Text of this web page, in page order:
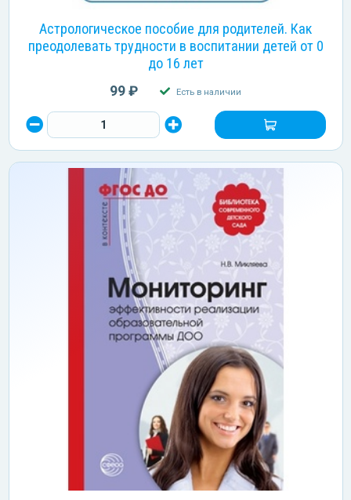
Астрологическое пособие для родителей. Как
преодолевать трудности в воспитании детей от 0
до 16 лет
99 ₽ Есть в наличии